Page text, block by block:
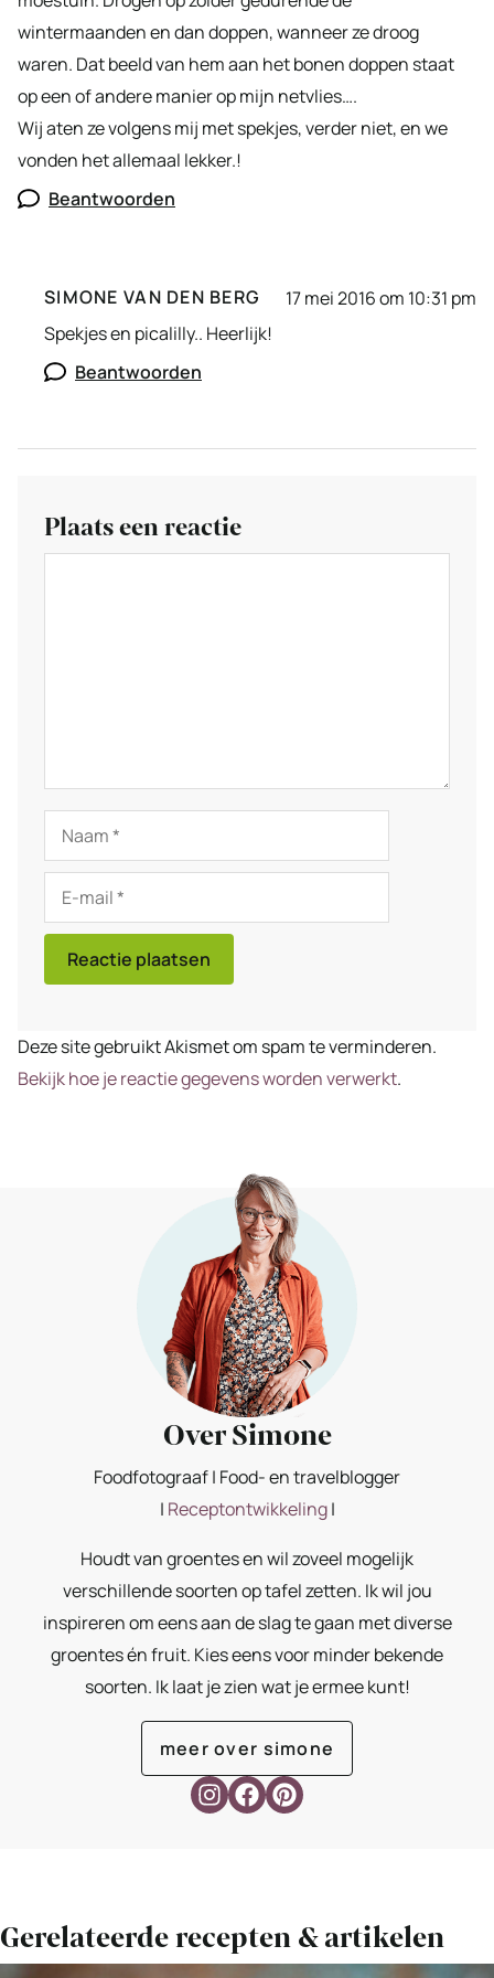
wintermaanden en dan doppen, wanneer ze droog
waren. Dat beeld van hem aan het bonen doppen staat
op een of andere manier op mijn netvlies….
Wij aten ze volgens mij met spekjes, verder niet, en we
vonden het allemaal lekker.!
Beantwoorden
SIMONE VAN DEN BERG
17 mei 2016 om 10:31 pm
Spekjes en picalilly.. Heerlijk!
Beantwoorden
Plaats een reactie
Naam
mail
Deze site gebruikt Akismet om spam te verminderen.
Bekijk hoe je reactie gegevens worden verwerkt.
Over Simone
Foodfotograaf | Food- en travelblogger
| Receptontwikkeling|
Houdt van groentes en wil zoveel mogelijk
verschillende soorten op tafel zetten. Ik wil jou
inspireren om eens aan de slag te gaan met diverse
groentes én fruit. Kies eens voor minder bekende
soorten. Ik laat je zien wat je ermee kunt!
meer over simone
Gerelateerde recepten & artikelen